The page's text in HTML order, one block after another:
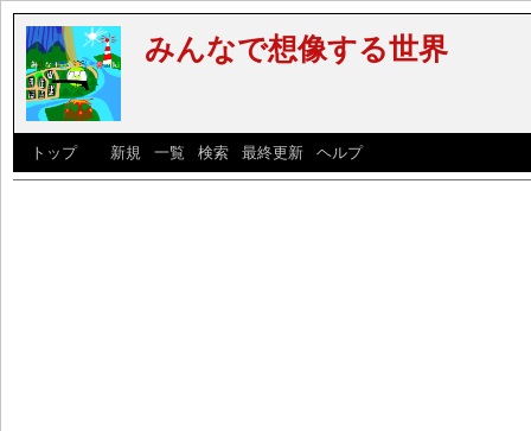
みんなで想像する世界
トップ] [ 新規 一覧 検索| 最終更新| ヘルプ]